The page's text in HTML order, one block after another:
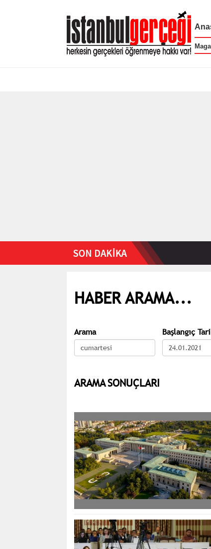
HABER ARAMA...
Arama Başlangıç
ARAMA SONUÇLARI